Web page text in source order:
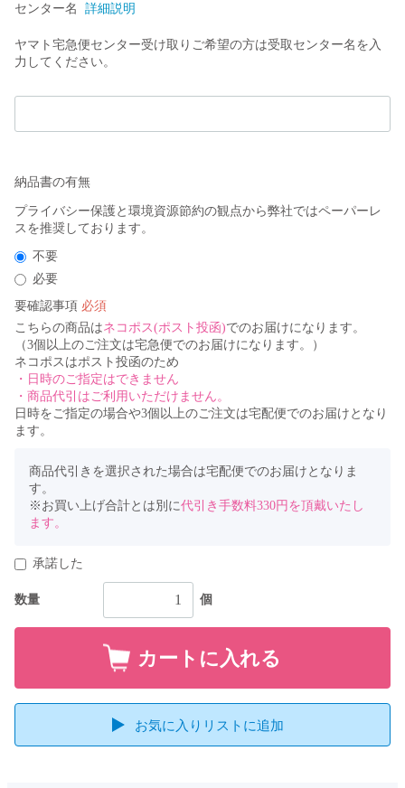
センター名
詳細説明
納品書の有無
不要
必要
要確認事項
こちらの商品はネコポス(ポスト投函)でのお届けになります。
​（3個以上のご注文は宅急便でのお届けになります。）
ネコポスはポスト投函のため
・日時のご指定はできません
・商品代引はご利用いただけません。
日時をご指定の場合や3個以上のご注文は宅配便でのお届けとなり
ます。
商品代引きを選択された場合は宅配便でのお届けとなりま
す。​
※お買い上げ合計とは別に代引き手数料330円を頂戴いたし
ます。
承諾した
数量 個
カートに入れる
お気に入りリストに追加